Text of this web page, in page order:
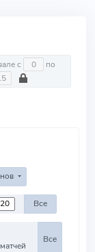
На интервале с по
Все
матчей
Все